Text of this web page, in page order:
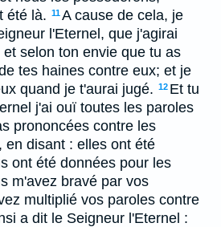
été là. 11A cause de cela, je
l'Eternel, que j'agirai
selon ton envie que tu as
tes haines contre eux; et je
quand je t'aurai jugé. 12 Et tu
j'ai ouï toutes les paroles
prononcées contre les
en disant : elles ont été
ont été données pour les
m'avez bravé par vos
multiplié vos paroles contre
a dit le Seigneur l'Eternel :